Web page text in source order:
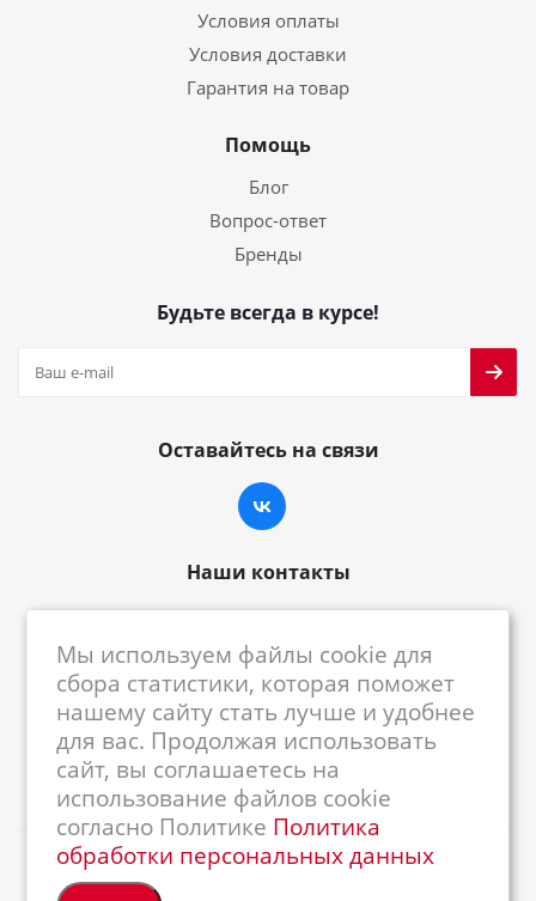
Условия оплаты
Условия доставки
Гарантия на товар
Помощь
Блог
Вопрос-ответ
Бренды
Будьте всегда в курсе!
Оставайтесь на связи
Наши контакты
centrkkm@centrkkm.ru
185005, г. Петрозаводск, ул. Промышленная,
1/26
2026 © Республиканский Центр ККМ
Мы используем файлы cookie для
сбора статистики, которая поможет
нашему сайту стать лучше и удобнее
для вас. Продолжая использовать
сайт, вы соглашаетесь на
использование файлов cookie
согласно Политике Политика
обработки персональных данных